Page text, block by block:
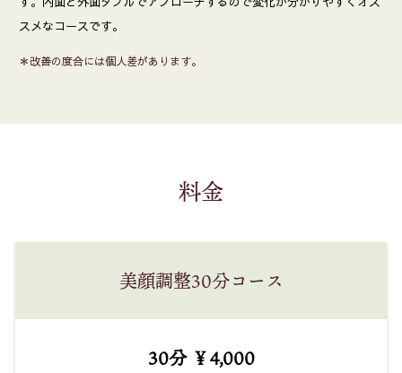
スメなコースです。
＊改善の度合には個人差があります。
料金
美顔調整30分コース
30分 ￥4,000